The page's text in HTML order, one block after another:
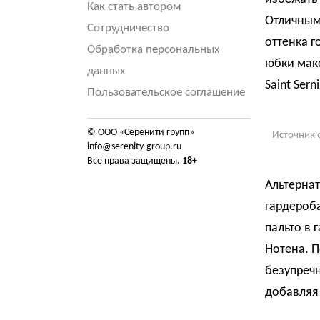
Как стать автором
Сотрудничество
Обработка персональных
данных
Пользовательское соглашение
© ООО «Серенити групп»
info@serenity-group.ru
Все права защищены. 18+
оттенка
юбки
Saint
Источник
пальто в
Нотена.